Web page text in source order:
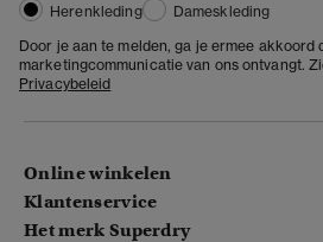
Herenkleding
Dameskleding
Door je aan te melden, ga je ermee akkoord
marketingcommunicatie van ons ontvangt.
Privacybeleid
Online winkelen
Klantenservice
Het merk Superdry